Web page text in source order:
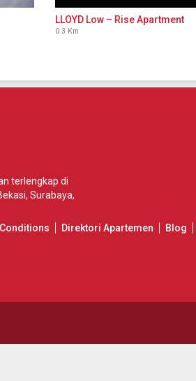
LLOYD Low – Rise Apartment
0.3 Km
terlengkap di
, Surabaya,
Direktori Apartemen Blog